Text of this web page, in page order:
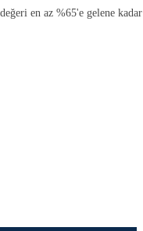
en az %65'e gelene